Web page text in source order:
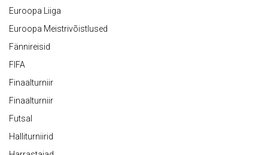
Euroopa Liiga
Euroopa Meistrivõistlused
Fännireisid
FIFA
Finaalturniir
Finaalturniir
Futsal
Halliturniirid